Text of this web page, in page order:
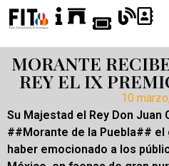
MORANTE
REY EL IX
10
Su Majestad el Rey Don Juan
##Morante de la Puebla## el
haber emocionado a los